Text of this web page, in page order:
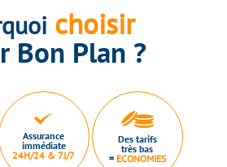
choisir
Bon Plan ?
Assurance
immédiate
24H/24 & 7J/7
Des tarifs
très bas
= ECONOMIES